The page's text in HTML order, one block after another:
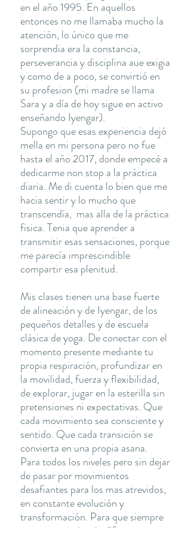
en el año 1995. En aquellos
entonces no me llamaba mucho la
atención, lo único que me
sorprendia era la constancia,
perseverancia y disciplina aue exigia
y como de a poco, se convirtió en
su profesion (mi madre se llama
Sara y a día de hoy sigue en activo
enseñando Iyengar).
Supongo que esas experiencia dejó
mella en mi persona pero no fue
hasta el año 2017, donde empecé a
dedicarme non stop a la práctica
diaria. Me di cuenta lo bien que me
hacia sentir y lo mucho que
transcendía, mas alla de la práctica
fisica. Tenia que aprender a
transmitir esas sensaciones, porque
me parecía imprescindible
compartir esa plenitud.
Mis clases tienen una base fuerte
de alineación y de Iyengar, de los
pequeños detalles y de escuela
clásica de yoga. De conectar con el
momento presente mediante tu
propia respiración, profundizar en
la movilidad, fuerza y flexibilidad,
de explorar, jugar en la esterilla sin
pretensiones ni expectativas. Que
cada movimiento sea consciente y
sentido. Que cada transición se
convierta en una propia asana.
Para todos los niveles pero sin dejar
de pasar por movimientos
desafiantes para los mas atrevidos,
en constante evolución y
transformación. Para que siempre
sea una experiencia diferente.